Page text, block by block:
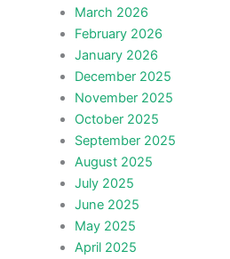
March 2026
February 2026
January 2026
December 2025
November 2025
October 2025
September 2025
August 2025
July 2025
June 2025
May 2025
April 2025